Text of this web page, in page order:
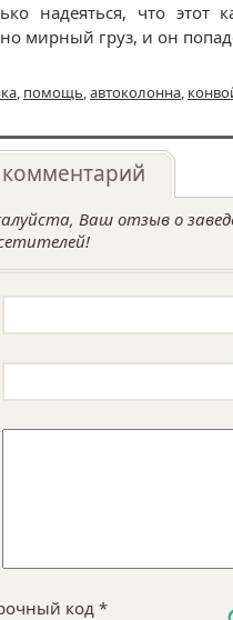
надеяться, что этот
мирный груз, и он
, помощь,автоколонна,
Ваш отзыв о
код *